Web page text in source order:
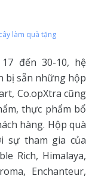
làm quà tặng
đến 30-10, hệ
bị sẵn những hộp
Co.opXtra cũng
thực phẩm bổ
hàng. Hộp quà
sự tham gia của
Rich, Himalaya,
Enchanteur,